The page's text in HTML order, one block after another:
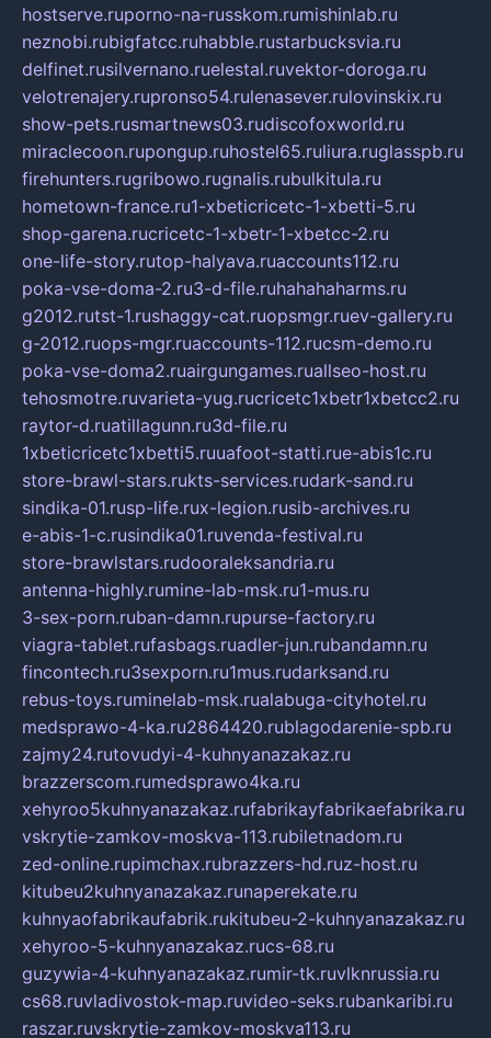
hostserve.ruporno-na-russkom.rumishinlab.ru
neznobi.rubigfatcc.ruhabble.rustarbucksvia.ru
delfinet.rusilvernano.ruelestal.ruvektor-doroga.ru
velotrenajery.rupronso54.rulenasever.rulovinskix.ru
show-pets.rusmartnews03.rudiscofoxworld.ru
miraclecoon.rupongup.ruhostel65.ruliura.ruglasspb.ru
firehunters.rugribowo.rugnalis.rubulkitula.ru
hometown-france.ru1-xbeticricetc-1-xbetti-5.ru
shop-garena.rucricetc-1-xbetr-1-xbetcc-2.ru
one-life-story.rutop-halyava.ruaccounts112.ru
poka-vse-doma-2.ru3-d-file.ruhahahaharms.ru
g2012.rutst-1.rushaggy-cat.ruopsmgr.ruev-gallery.ru
g-2012.ruops-mgr.ruaccounts-112.rucsm-demo.ru
poka-vse-doma2.ruairgungames.ruallseo-host.ru
tehosmotre.ruvarieta-yug.rucricetc1xbetr1xbetcc2.ru
raytor-d.ruatillagunn.ru3d-file.ru
1xbeticricetc1xbetti5.ruuafoot-statti.rue-abis1c.ru
store-brawl-stars.rukts-services.rudark-sand.ru
sindika-01.rusp-life.rux-legion.rusib-archives.ru
e-abis-1-c.rusindika01.ruvenda-festival.ru
store-brawlstars.rudooraleksandria.ru
antenna-highly.rumine-lab-msk.ru1-mus.ru
3-sex-porn.ruban-damn.rupurse-factory.ru
viagra-tablet.rufasbags.ruadler-jun.rubandamn.ru
fincontech.ru3sexporn.ru1mus.rudarksand.ru
rebus-toys.ruminelab-msk.rualabuga-cityhotel.ru
medsprawo-4-ka.ru2864420.rublagodarenie-spb.ru
zajmy24.rutovudyi-4-kuhnyanazakaz.ru
brazzerscom.rumedsprawo4ka.ru
xehyroo5kuhnyanazakaz.rufabrikayfabrikaefabrika.ru
vskrytie-zamkov-moskva-113.rubiletnadom.ru
zed-online.rupimchax.rubrazzers-hd.ruz-host.ru
kitubeu2kuhnyanazakaz.runaperekate.ru
kuhnyaofabrikaufabrik.rukitubeu-2-kuhnyanazakaz.ru
xehyroo-5-kuhnyanazakaz.rucs-68.ru
guzywia-4-kuhnyanazakaz.rumir-tk.ruvlknrussia.ru
cs68.ruvladivostok-map.ruvideo-seks.rubankaribi.ru
raszar.ruvskrytie-zamkov-moskva113.ru